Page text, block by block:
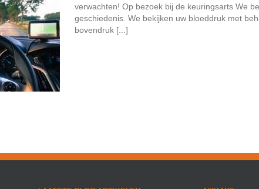
verwachten! Op bezoek bij de keuringsarts We
geschiedenis. We bekijken uw bloeddruk met
bovendruk [...]